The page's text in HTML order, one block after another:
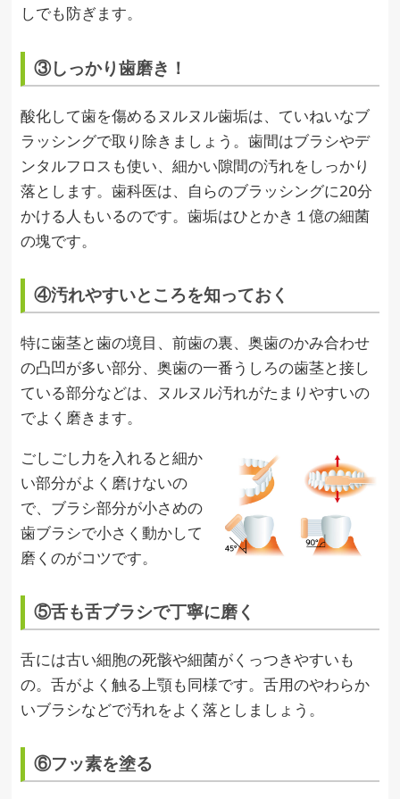
しでも防ぎます。
③しっかり歯磨き！
酸化して歯を傷めるヌルヌル歯垢は、ていねいなブ
ラッシングで取り除きましょう。歯間はブラシやデ
ンタルフロスも使い、細かい隙間の汚れをしっかり
落とします。歯科医は、自らのブラッシングに20分
かける人もいるのです。歯垢はひとかき１億の細菌
の塊です。
④汚れやすいところを知っておく
特に歯茎と歯の境目、前歯の裏、奥歯のかみ合わせ
の凸凹が多い部分、奥歯の一番うしろの歯茎と接し
ている部分などは、ヌルヌル汚れがたまりやすいの
でよく磨きます。
ごしごし力を入れると細か
い部分がよく磨けないの
で、ブラシ部分が小さめの
歯ブラシで小さく動かして
磨くのがコツです。
⑤舌も舌ブラシで丁寧に磨く
舌には古い細胞の死骸や細菌がくっつきやすいも
の。舌がよく触る上顎も同様です。舌用のやわらか
いブラシなどで汚れをよく落としましょう。
⑥フッ素を塗る